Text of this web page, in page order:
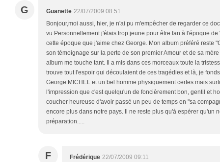
G Guanette 22/07/2009 08:51
Bonjour,moi aussi, hier, je n'ai pu m'empêcher de regarder ce
vu.Personnellement j'étais trop jeune pour être fan à l'époque de
cette époque que j'aime chez George. Mon album préféré reste
son témoignage sur la perte de son premier Amour et de sa
album me touche tant. Il a mis dans ces morceaux toute la
trouve tout l'espoir qui découlaient de ces tragédies et là, je
George MICHEL et un bel homme physiquement certes mais
l'impression que c'est quelqu'un de foncièrement bon, gentil et
coucher heureuse d'avoir passé un peu de temps en "sa
encore plus dans notre pays. Il ne reste plus qu'à espérer qu'un
préparation.....
F Frédérique 22/07/2009 09:11